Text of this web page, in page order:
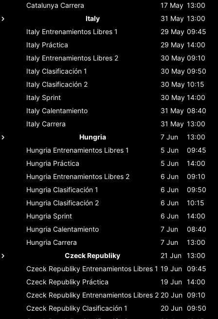
Catalunya Carrera 17 May 13:00
Italy
31 May 13:00
Italy Entrenamientos Libres 1 29 May 09:45
Italy Práctica 29 May 14:00
Italy Entrenamientos Libres 2 30 May 09:10
Italy Clasificación 1 30 May 09:50
Italy Clasificación 2 30 May 10:15
Italy Sprint 30 May 14:00
Italy Calentamiento 31 May 08:40
Italy Carrera 31 May 13:00
Hungria
7 Jun
13:00
Hungria Entrenamientos Libres 1 5 Jun
09:45
Hungria Práctica 5 Jun
14:00
Hungria Entrenamientos Libres 2 6 Jun
09:10
Hungria Clasificación 1 6 Jun
09:50
Hungria Clasificación 2 6 Jun
10:15
Hungria Sprint 6 Jun
14:00
Hungria Calentamiento 7 Jun
08:40
Hungria Carrera 7 Jun
13:00
Czeck Republiky
21 Jun
13:00
Czeck Republiky Entrenamientos Libres 1 19 Jun 09:45
Czeck Republiky Práctica 19 Jun 14:00
Czeck Republiky Entrenamientos Libres 2 20 Jun 09:10
Czeck Republiky Clasificación 1 20 Jun 09:50